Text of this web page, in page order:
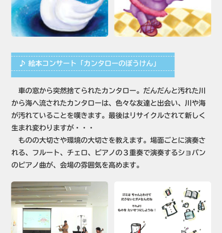
♪ 絵本コンサート「カンタローのぼうけん」
車の窓から突然捨てられたカンタロー。だんだんと汚れた川
から海へ流されたカンタローは、色々な友達と出会い、川や海
が汚れていることを嘆きます。最後はリサイクルされて新しく
生まれ変わりますが・・・
ものの大切さや環境の大切さを教えます。場面ごとに演奏さ
れる、フルート、チェロ、ピアノの３重奏で演奏するショパン
のピアノ曲が、会場の雰囲気を高めます。